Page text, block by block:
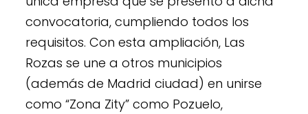
convocatoria, cumpliendo todos los
requisitos. Con esta ampliación, Las
Rozas se une a otros municipios
(además de Madrid ciudad) en unirse
como “Zona Zity” como Pozuelo,